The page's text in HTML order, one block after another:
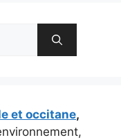
et occitane,